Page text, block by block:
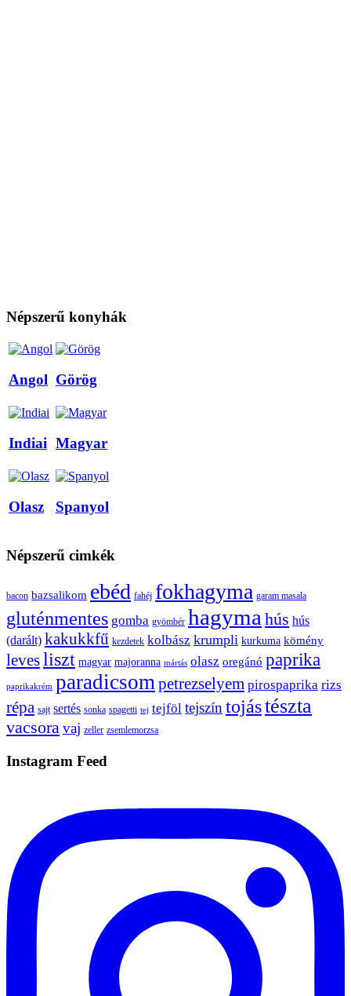
Népszerű konyhák
Angol Görög
Indiai Magyar
Olasz Spanyol
Népszerű cimkék
bacon bazsalikom ebéd fahéj fokhagyma garam masala
gluténmentes gomba gyömbér hagyma hús hús
(darált) kakukkfű kezdetek kolbász krumpli kurkuma kömény
levesliszt magyar majoranna mártás olasz oregánó paprika
paprikakrém paradicsom petrezselyem pirospaprika rizs
répa sajt sertés sonka spagetti tej tejföl tejszín tojástészta
vacsora vaj zeller zsemlemorzsa
Instagram Feed